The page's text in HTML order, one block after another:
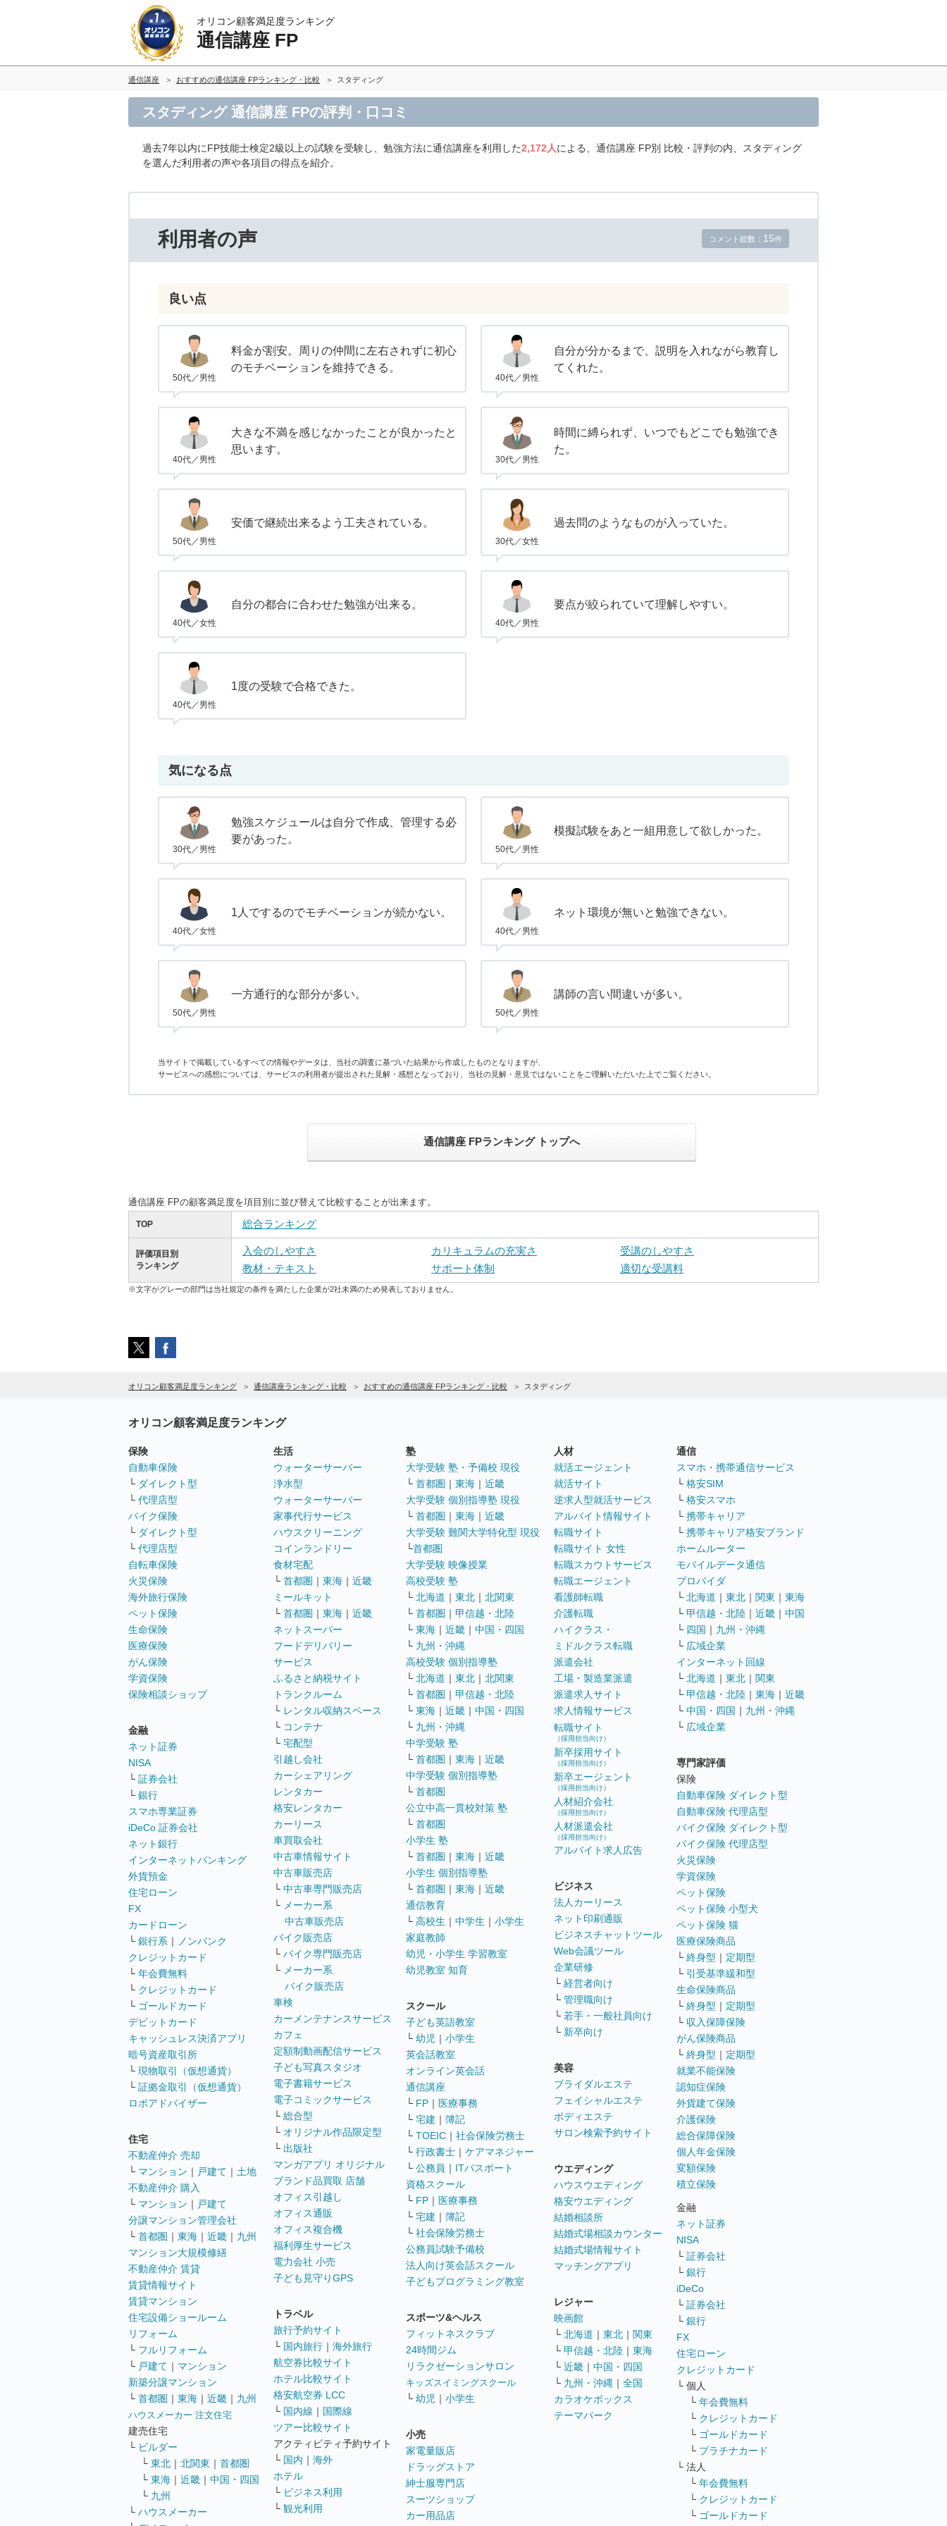
オリコン顧客満足度ランキング
通信講座 FP
通信講座 おすすめの通信講座 FPランキング・比較 スタディング
スタディング 通信講座 FPの評判・口コミ
過去7年以内にFP技能士検定2級以上の試験を受験し、勉強方法に通信講座を利用した2,172人による、通信講座 FP別 比較・評判の内、スタディング
を選んだ利用者の声や各項目の得点を紹介。
利用者の声 コメント総数： 15件
良い点
50代／男性
料金が割安。周りの仲間に左右されずに初心
のモチベーションを維持できる。
40代／男性
自分が分かるまで、説明を入れながら教育し
てくれた。
40代／男性
大きな不満を感じなかったことが良かったと
思います。
30代／男性
時間に縛られず、いつでもどこでも勉強でき
た。
50代／男性
安価で継続出来るよう工夫されている。
30代／女性
過去問のようなものが入っていた。
40代／女性
自分の都合に合わせた勉強が出来る。
40代／男性
要点が絞られていて理解しやすい。
40代／男性
1度の受験で合格できた。
気になる点
30代／男性
勉強スケジュールは自分で作成、管理する必
要があった。
50代／男性
模擬試験をあと一組用意して欲しかった。
40代／女性
1人でするのでモチベーションが続かない。
40代／男性
ネット環境が無いと勉強できない。
50代／男性
一方通行的な部分が多い。
50代／男性
講師の言い間違いが多い。
当サイトで掲載しているすべての情報やデータは、当社の調査に基づいた結果から作成したものとなりますが、
サービスへの感想については、サービスの利用者が提出された見解・感想となっており、当社の見解・意見ではないことをご理解いただいた上でご覧ください。
通信講座 FPランキング トップへ
通信講座 FPの顧客満足度を項目別に並び替えて比較することが出来ます。
TOP 総合ランキング
評価項目別
ランキング
入会のしやすさ カリキュラムの充実さ
受講のしやすさ
教材・テキスト
サポート体制 適切な受講料
※文字がグレーの部門は当社規定の条件を満たした企業が2社未満のため発表しておりません。
オリコン顧客満足度ランキング 通信講座ランキング・比較 おすすめの通信講座 FPランキング・比較 スタディング
オリコン顧客満足度ランキング
保険
自動車保険
└ ダイレクト型
└ 代理店型
バイク保険
└ ダイレクト型
└ 代理店型
自転車保険
火災保険
海外旅行保険
ペット保険
生命保険
医療保険
がん保険
学資保険
保険相談ショップ
金融
ネット証券
NISA
└ 証券会社
└ 銀行
スマホ専業証券
iDeCo 証券会社
ネット銀行
インターネットバンキング
外貨預金
住宅ローン
FX
カードローン
└ 銀行系 ｜
ノンバンク
クレジットカード
└ 年会費無料
└ クレジットカード
└ ゴールドカード
デビットカード
キャッシュレス決済アプリ
暗号資産取引所
└ 現物取引（仮想通貨）
└ 証拠金取引（仮想通貨）
ロボアドバイザー
住宅
不動産仲介 売却
└ マンション ｜ 戸建て ｜ 土地
不動産仲介 購入
└ マンション ｜ 戸建て
分譲マンション管理会社
└ 首都圏 ｜ 東海 ｜ 近畿 ｜ 九州
マンション大規模修繕
不動産仲介 賃貸
賃貸情報サイト
賃貸マンション
住宅設備ショールーム
リフォーム
└ フルリフォーム
└ 戸建て ｜ マンション
新築分譲マンション
└ 首都圏 ｜ 東海 ｜ 近畿 ｜ 九州
ハウスメーカー 注文住宅
建売住宅
└ ビルダー
└ 東北 ｜ 北関東 ｜ 首都圏
└ 東海 ｜ 近畿 ｜ 中国・四国
└ 九州
└ ハウスメーカー
生活
ウォーターサーバー
浄水型
ウォーターサーバー
家事代行サービス
ハウスクリーニング
コインランドリー
食材宅配
└ 首都圏 ｜ 東海 ｜ 近畿
ミールキット
└ 首都圏 ｜ 東海 ｜ 近畿
ネットスーパー
フードデリバリー
サービス
ふるさと納税サイト
トランクルーム
└ レンタル収納スペース
└ コンテナ
└ 宅配型
引越し会社
カーシェアリング
レンタカー
格安レンタカー
カーリース
車買取会社
中古車情報サイト
中古車販売店
└ 中古車専門販売店
└ メーカー系
中古車販売店
バイク販売店
└ バイク専門販売店
└ メーカー系
バイク販売店
車検
カーメンテナンスサービス
カフェ
定額制動画配信サービス
子ども写真スタジオ
電子書籍サービス
電子コミックサービス
└ 総合型
└ オリジナル作品限定型
└ 出版社
マンガアプリ オリジナル
ブランド品買取 店舗
オフィス引越し
オフィス通販
オフィス複合機
福利厚生サービス
電力会社 小売
子ども見守りGPS
トラベル
旅行予約サイト
└ 国内旅行 ｜ 海外旅行
航空券比較サイト
ホテル比較サイト
格安航空券 LCC
└ 国内線 ｜ 国際線
ツアー比較サイト
アクティビティ予約サイト
└ 国内 ｜ 海外
ホテル
└ ビジネス利用
└ 観光利用
塾
大学受験 塾・予備校 現役
└ 首都圏 ｜ 東海 ｜ 近畿
大学受験 個別指導塾 現役
└ 首都圏 ｜ 東海 ｜ 近畿
大学受験 難関大学特化型 現役
└首都圏
大学受験 映像授業
高校受験 塾
└ 北海道 ｜ 東北 ｜ 北関東
└ 首都圏 ｜ 甲信越・北陸
└ 東海 ｜ 近畿 ｜ 中国・四国
└ 九州・沖縄
高校受験 個別指導塾
└ 北海道 ｜ 東北 ｜ 北関東
└ 首都圏 ｜ 甲信越・北陸
└ 東海 ｜ 近畿 ｜ 中国・四国
└ 九州・沖縄
中学受験 塾
└ 首都圏 ｜ 東海 ｜ 近畿
中学受験 個別指導塾
└ 首都圏
公立中高一貫校対策 塾
└ 首都圏
小学生 塾
└ 首都圏 ｜ 東海 ｜ 近畿
小学生 個別指導塾
└ 首都圏 ｜ 東海 ｜ 近畿
通信教育
└ 高校生 ｜ 中学生 ｜ 小学生
家庭教師
幼児・小学生 学習教室
幼児教室 知育
スクール
子ども英語教室
└ 幼児 ｜ 小学生
英会話教室
オンライン英会話
通信講座
└ FP ｜ 医療事務
└ 宅建 ｜ 簿記
└ TOEIC ｜ 社会保険労務士
└ 行政書士 ｜ ケアマネジャー
└ 公務員 ｜ ITパスポート
資格スクール
└ FP ｜ 医療事務
└ 宅建 ｜ 簿記
└ 社会保険労務士
公務員試験予備校
法人向け英会話スクール
子どもプログラミング教室
スポーツ&ヘルス
フィットネスクラブ
24時間ジム
リラクゼーションサロン
キッズスイミングスクール
└ 幼児 ｜ 小学生
小売
家電量販店
ドラッグストア
紳士服専門店
スーツショップ
カー用品店
人材
就活エージェント
就活サイト
逆求人型就活サービス
アルバイト情報サイト
転職サイト
転職サイト 女性
転職スカウトサービス
転職エージェント
看護師転職
介護転職
ハイクラス・
ミドルクラス転職
派遣会社
工場・製造業派遣
派遣求人サイト
求人情報サービス
転職サイト
（採用担当向け）
新卒採用サイト
（採用担当向け）
新卒エージェント
（採用担当向け）
人材紹介会社
（採用担当向け）
人材派遣会社
（採用担当向け）
アルバイト求人広告
ビジネス
法人カーリース
ネット印刷通販
ビジネスチャットツール
Web会議ツール
企業研修
└ 経営者向け
└ 管理職向け
└ 若手・一般社員向け
└ 新卒向け
美容
ブライダルエステ
フェイシャルエステ
ボディエステ
サロン検索予約サイト
ウエディング
ハウスウエディング
格安ウエディング
結婚相談所
結婚式場相談カウンター
結婚式場情報サイト
マッチングアプリ
レジャー
映画館
└ 北海道 ｜ 東北 ｜ 関東
└ 甲信越・北陸 ｜ 東海
└ 近畿 ｜ 中国・四国
└ 九州・沖縄 ｜ 全国
カラオケボックス
テーマパーク
通信
スマホ・携帯通信サービス
└ 格安SIM
└ 格安スマホ
└ 携帯キャリア
└ 携帯キャリア格安ブランド
ホームルーター
モバイルデータ通信
プロバイダ
└ 北海道 ｜ 東北 ｜ 関東 ｜ 東海
└ 甲信越・北陸 ｜ 近畿 ｜ 中国
└ 四国 ｜ 九州・沖縄
└ 広域企業
インターネット回線
└ 北海道 ｜ 東北 ｜ 関東
└ 甲信越・北陸 ｜ 東海 ｜ 近畿
└ 中国・四国 ｜ 九州・沖縄
└ 広域企業
専門家評価
保険
自動車保険 ダイレクト型
自動車保険 代理店型
バイク保険 ダイレクト型
バイク保険 代理店型
火災保険
学資保険
ペット保険
ペット保険 小型犬
ペット保険 猫
医療保険商品
└ 終身型 ｜ 定期型
└ 引受基準緩和型
生命保険商品
└ 終身型 ｜ 定期型
└ 収入保障保険
がん保険商品
└ 終身型 ｜ 定期型
就業不能保険
認知症保険
外貨建て保険
介護保険
総合保障保険
個人年金保険
変額保険
積立保険
金融
ネット証券
NISA
└ 証券会社
└ 銀行
iDeCo
└ 証券会社
└ 銀行
FX
住宅ローン
クレジットカード
└ 個人
└ 年会費無料
└ クレジットカード
└ ゴールドカード
└ プラチナカード
└ 法人
└ 年会費無料
└ クレジットカード
└ ゴールドカード